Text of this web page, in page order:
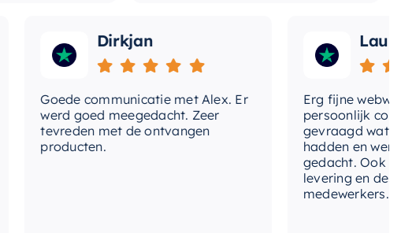
Dirkjan
Goede communicatie met Alex. Er
werd goed meegedacht. Zeer
tevreden met de ontvangen
producten.
Laura
Erg fijne
persoonlijk contact
gevraagd wat we
hadden en werd
gedacht. Ook in de
levering en
medewerkers. Wij